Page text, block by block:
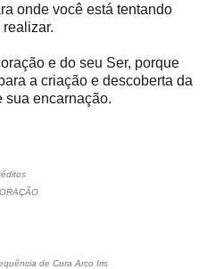
onde você está tentando
e do seu Ser, porque
a criação e descoberta da
sua encarnação.
de Cura Arco Iris